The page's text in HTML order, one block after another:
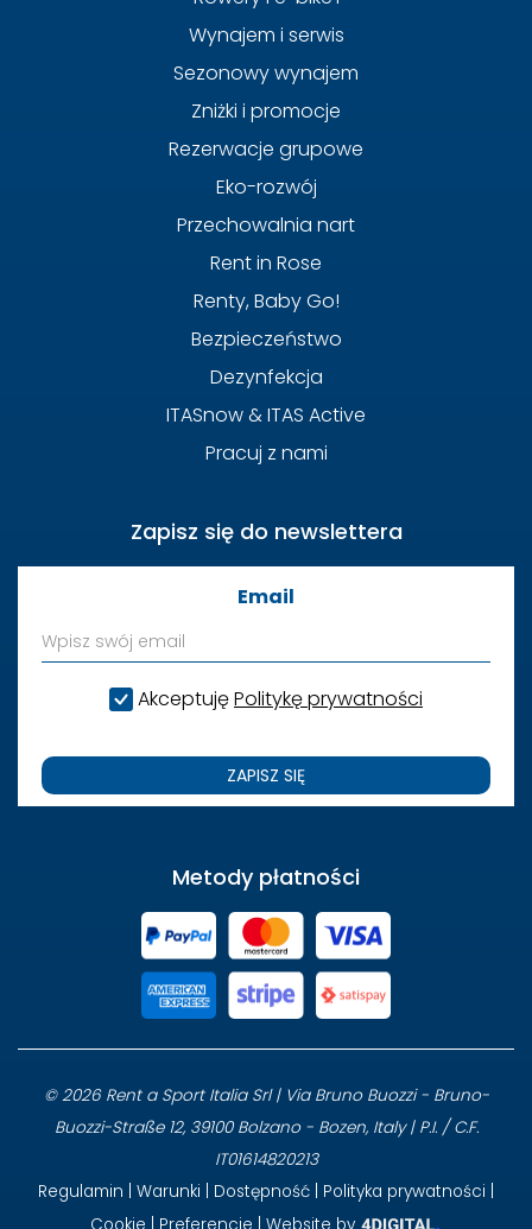
Wynajem i serwis
Sezonowy wynajem
Zniżki i promocje
Rezerwacje grupowe
Eko-rozwój
Przechowalnia nart
Rent in Rose
Renty, Baby Go!
Bezpieczeństwo
Dezynfekcja
ITASnow & ITAS Active
Pracuj z nami
Zapisz się do newslettera
Email
AkceptujęPolitykę prywatności
ZAPISZ SIĘ
Metody płatności
© 2026 Rent a Sport Italia Srl | Via Bruno Buozzi - Bruno-
Buozzi-Straße 12, 39100 Bolzano - Bozen, Italy | P.I. / C.F.
IT01614820213
Regulamin
Warunki Dostępność Polityka prywatności